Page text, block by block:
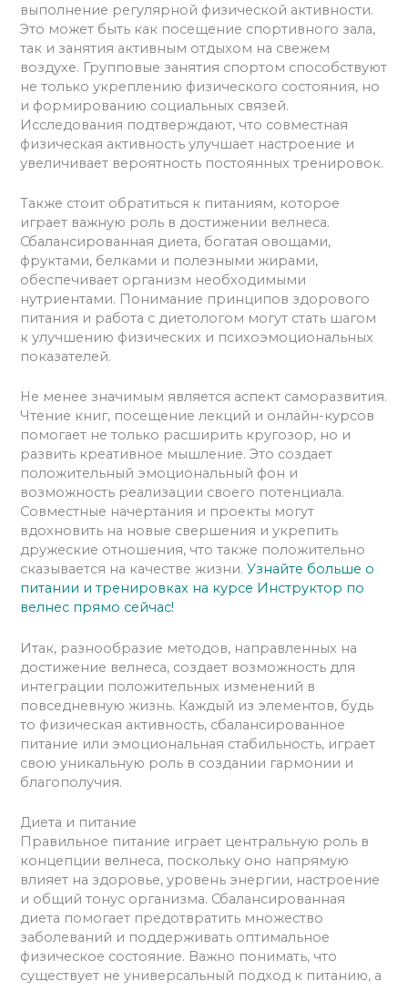
выполнение регулярной физической активности.
Это может быть как посещение спортивного зала,
так и занятия активным отдыхом на свежем
воздухе. Групповые занятия спортом способствуют
не только укреплению физического состояния, но
и формированию социальных связей.
Исследования подтверждают, что совместная
физическая активность улучшает настроение и
увеличивает вероятность постоянных тренировок.
Также стоит обратиться к питаниям, которое
играет важную роль в достижении велнеса.
Сбалансированная диета, богатая овощами,
фруктами, белками и полезными жирами,
обеспечивает организм необходимыми
нутриентами. Понимание принципов здорового
питания и работа с диетологом могут стать шагом
к улучшению физических и психоэмоциональных
показателей.
Не менее значимым является аспект саморазвития.
Чтение книг, посещение лекций и онлайн-курсов
помогает не только расширить кругозор, но и
развить креативное мышление. Это создает
положительный эмоциональный фон и
возможность реализации своего потенциала.
Совместные начертания и проекты могут
вдохновить на новые свершения и укрепить
дружеские отношения, что также положительно
сказывается на качестве жизни.Узнайте больше о
питании и тренировках на курсе Инструктор по
велнес прямо сейчас!
Итак, разнообразие методов, направленных на
достижение велнеса, создает возможность для
интеграции положительных изменений в
повседневную жизнь. Каждый из элементов, будь
то физическая активность, сбалансированное
питание или эмоциональная стабильность, играет
свою уникальную роль в создании гармонии и
благополучия.
Диета и питание
Правильное питание играет центральную роль в
концепции велнеса, поскольку оно напрямую
влияет на здоровье, уровень энергии, настроение
и общий тонус организма. Сбалансированная
диета помогает предотвратить множество
заболеваний и поддерживать оптимальное
физическое состояние. Важно понимать, что
существует не универсальный подход к питанию, а